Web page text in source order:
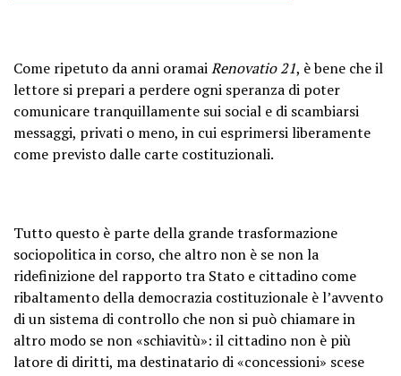
Come ripetuto da anni oramaiRenovatio 21, è bene che il
lettore si prepari a perdere ogni speranza di poter
comunicare tranquillamente sui social e di scambiarsi
messaggi, privati o meno, in cui esprimersi liberamente
come previsto dalle carte costituzionali.
Tutto questo è parte della grande trasformazione
sociopolitica in corso, che altro non è se non la
ridefinizione del rapporto tra Stato e cittadino come
ribaltamento della democrazia costituzionale è l’avvento
di un sistema di controllo che non si può chiamare in
altro modo se non «schiavitù»: il cittadino non è più
latore di diritti, ma destinatario di «concessioni» scese